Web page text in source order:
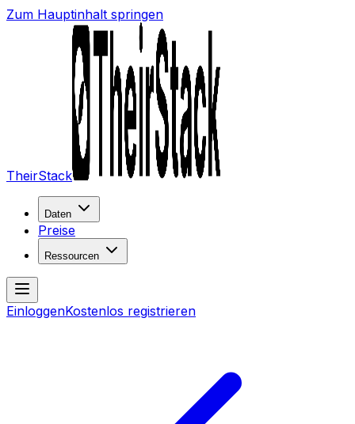
Zum Hauptinhalt springen
TheirStack
Daten
Preise
Ressourcen
EinloggenKostenlos registrieren